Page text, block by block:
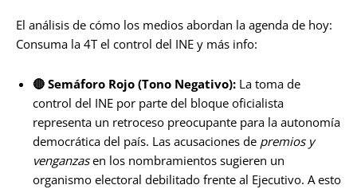
El análisis de cómo los medios abordan la agenda de hoy:
Consuma la 4T el control del INE y más info:
🔴 Semáforo Rojo (Tono Negativo): La toma de
control del INE por parte del bloque oficialista
representa un retroceso preocupante para la autonomía
democrática del país. Las acusaciones de premios y
venganzasen los nombramientos sugieren un
organismo electoral debilitado frente al Ejecutivo. A esto